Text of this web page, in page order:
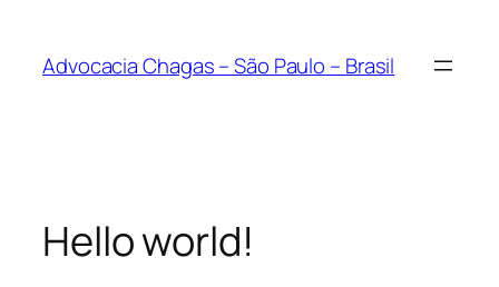
Advocacia Chagas – São Paulo – Brasil
Hello world!